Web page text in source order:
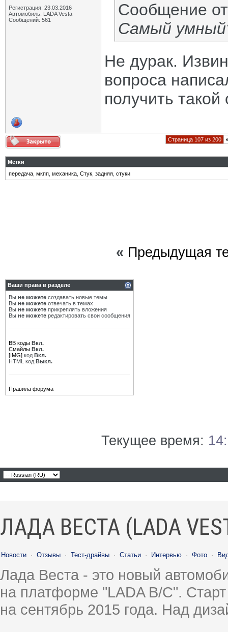
Регистрация: 23.03.2016
Автомобиль: LADA Vesta
Сообщений: 561
Сообщение
Самый
Не дурак.
вопроса
получить такой
Страница 107 из 200
Метки
передача мкпп механика Стук задняя стуки
« Предыдущая
Ваши права в разделе
Вы не можете создавать новые темы
Вы не можете отвечать в темах
Вы не можете прикреплять вложения
Вы не можете редактировать свои сообщения
BB коды Вкл.
Смайлы Вкл.
[IMG] код Вкл.
HTML код Выкл.
Правила форума
Текущее время:
ЛАДА ВЕСТА (LADA
Новости · Отзывы · Тест-драйвы · Статьи · Интервью · Фото ·
Лада Веста - это новый
на платформе "LADA B/C".
на сентябрь 2015 года. Над